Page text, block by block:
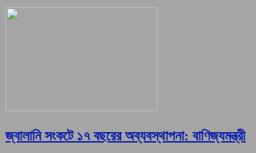
জ্বালানি সংকটে ১৭ বছরের অব্যবস্থাপনা: বাণিজ্যমন্ত্রী